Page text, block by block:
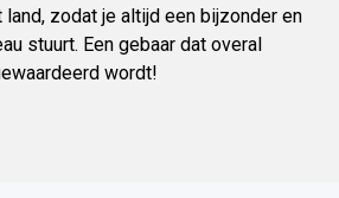
land, zodat je altijd een bijzonder en
stuurt. Een gebaar dat overal
wordt!